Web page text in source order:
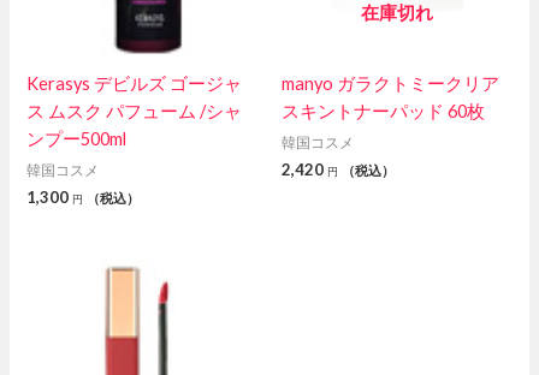
Kerasys デビルズ ゴージャ
ス ムスク パフューム /シャ
ンプー500ml
韓国コスメ
1,300 円 （税込）
在庫切れ
manyo ガラクトミークリア
スキントナーパッド 60枚
韓国コスメ
2,420 円 （税込）